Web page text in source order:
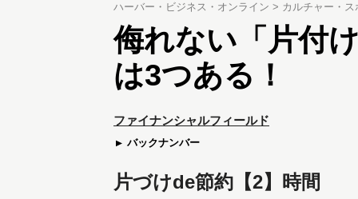
ハーバー・ビジネス・オンライン カルチャー・
侮れない「片付
は3つある！
ファイナンシャルフィールド
バックナンバー
片づけde節約【2】時間